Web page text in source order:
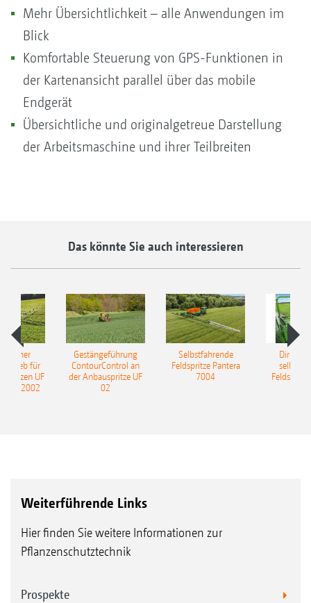
Mehr Übersichtlichkeit – alle Anwendungen im
Blick
Komfortable Steuerung von GPS-Funktionen in
der Kartenansicht parallel über das mobile
Endgerät
Übersichtliche und originalgetreue Darstellung
der Arbeitsmaschine und ihrer Teilbreiten
Das könnte Sie auch interessieren
für
UF
UF 2002
Gestängeführung
ContourControl an
der Anbauspritze UF
02
Selbstfahrende
Feldspritze Pantera
7004
Weiterführende Links
Hier finden Sie weitere Informationen zur
Pflanzenschutztechnik
Prospekte